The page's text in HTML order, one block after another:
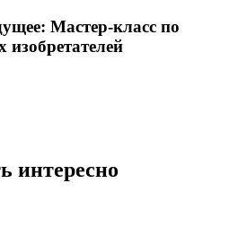
Мастер-класс по
интересно